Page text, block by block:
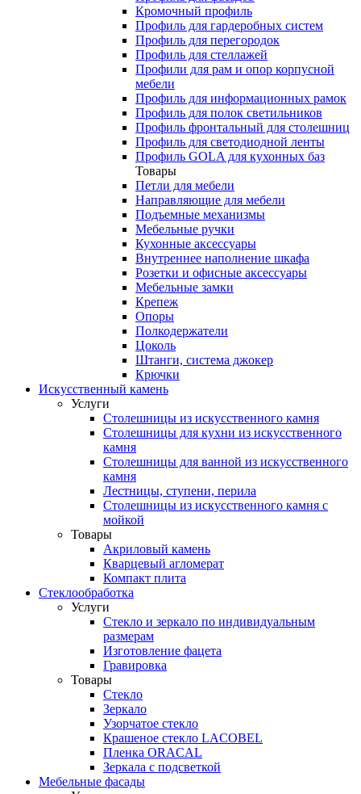
Кромочный профиль
Профиль для гардеробных систем
Профиль для перегородок
Профиль для стеллажей
Профили для рам и опор корпусной
мебели
Профиль для информационных рамок
Профиль для полок светильников
Профиль фронтальный для столешниц
Профиль для светодиодной ленты
Профиль GOLA для кухонных баз
Товары
Петли для мебели
Направляющие для мебели
Подъемные механизмы
Мебельные ручки
Кухонные аксессуары
Внутреннее наполнение шкафа
Розетки и офисные аксессуары
Мебельные замки
Крепеж
Опоры
Полкодержатели
Цоколь
Штанги, система джокер
Крючки
Искусственный камень
Услуги
Столешницы из искусственного камня
Столешницы для кухни из искусственного
камня
Столешницы для ванной из искусственного
камня
Лестницы, ступени, перила
Столешницы из искусственного камня с
мойкой
Товары
Акриловый камень
Кварцевый агломерат
Компакт плита
Стеклообработка
Услуги
Стекло и зеркало по индивидуальным
размерам
Изготовление фацета
Гравировка
Товары
Стекло
Зеркало
Узорчатое стекло
Крашеное стекло LACOBEL
Пленка ORACAL
Зеркала с подсветкой
Мебельные фасады